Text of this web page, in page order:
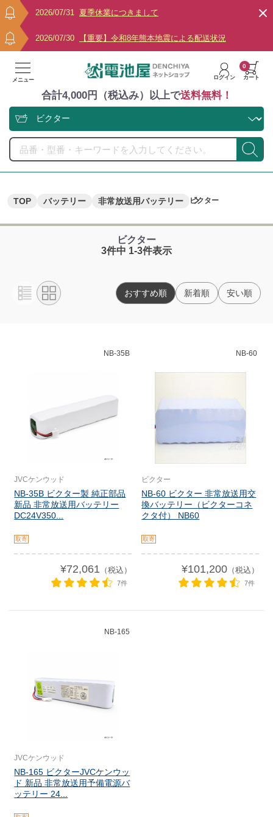
2026/07/31 夏季休業につきまして
2026/07/30 【重要】令和8年熊本地震による配送状況
メニュー ログイン カート
0
合計4,000円（税込み）以上で送料無料！
TOP バッテリー 非常放送用バッテリー ビクター
ビクター
3件中 1-3件表示
おすすめ順 新着順 安い順
NB-35B
JVCケンウッド
NB-35B ビクター製 純正部品
新品 非常放送用バッテリー
DC24V350...
取寄
¥72,061 （税込）
7件
NB-60
ビクター
NB-60 ビクター 非常放送用交
換バッテリー（ビクターコネ
クタ付） NB60
取寄
¥101,200（税込）
7件
NB-165
JVCケンウッド
NB-165 ビクターJVCケンウッ
ド 新品 非常放送用予備電源バ
ッテリー 24...